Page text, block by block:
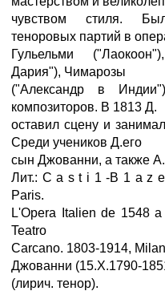
чувством стиля.
теноровых партий в
Гульельми
Дария"), Чимарозы
("Александр в
композиторов. В 1813 Д.
оставил сцену и
Среди учеников Д.его
сын Джованни, а также
Лит.: С a s t i 1 -В 1 a z
Paris.
L'Opera Italien de 1548
Teatro
Carcano. 1803-1914,
Джованни (15.X.1790-
(лирич. тенор).